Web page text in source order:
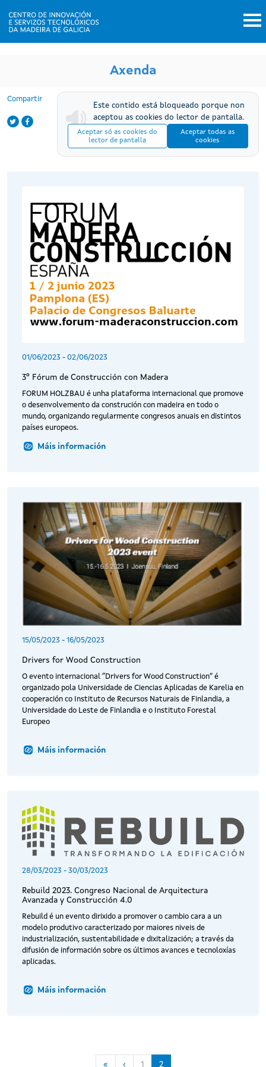
Axenda
Compartir
Este contido está bloqueado porque non
aceptou as cookies do lector de pantalla.
Aceptar só as cookies do
lector de pantalla
Aceptar todas as
cookies
01/06/2023 - 02/06/2023
3º Fórum de Construcción con Madera
FORUM HOLZBAU é unha plataforma internacional que promove
o desenvolvemento da construción con madeira en todo o
mundo, organizando regularmente congresos anuais en distintos
países europeos.
Máis información
15/05/2023 - 16/05/2023
Drivers for Wood Construction
O evento internacional “Drivers for Wood Construction” é
organizado pola Universidade de Ciencias Aplicadas de Karelia en
cooperación co Instituto de Recursos Naturais de Finlandia, a
Universidade do Leste de Finlandia e o Instituto Forestal
Europeo
Máis información
28/03/2023 - 30/03/2023
Rebuild 2023. Congreso Nacional de Arquitectura
Avanzada y Construcción 4.0
Rebuild é un evento dirixido a promover o cambio cara a un
modelo produtivo caracterizado por maiores niveis de
industrialización, sustentabilidade e dixitalización; a través da
difusión de información sobre os últimos avances e tecnoloxías
aplicadas.
Máis información
Paxinación
«First page
‹Páxina anterior
1 2